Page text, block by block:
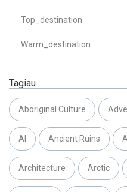
Top_destination
Warm_destination
Tagiau
Aboriginal Culture
AI Ancient Ruins
Architecture Arctic